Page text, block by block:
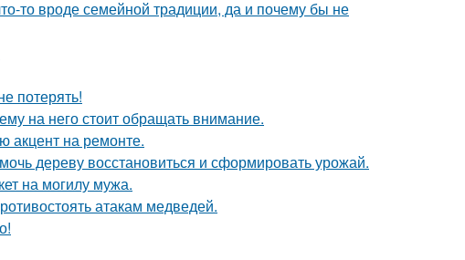
то вроде семейной традиции, да и почему бы не
потерять!
на него стоит обращать внимание.
акцент на ремонте.
дереву восстановиться и сформировать урожай.
на могилу мужа.
атакам медведей.